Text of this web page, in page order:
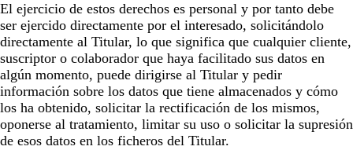
El ejercicio de estos derechos es personal y por tanto debe
ser ejercido directamente por el interesado, solicitándolo
directamente al Titular, lo que significa que cualquier cliente,
suscriptor o colaborador que haya facilitado sus datos en
algún momento, puede dirigirse al Titular y pedir
información sobre los datos que tiene almacenados y cómo
los ha obtenido, solicitar la rectificación de los mismos,
oponerse al tratamiento, limitar su uso o solicitar la supresión
de esos datos en los ficheros del Titular.